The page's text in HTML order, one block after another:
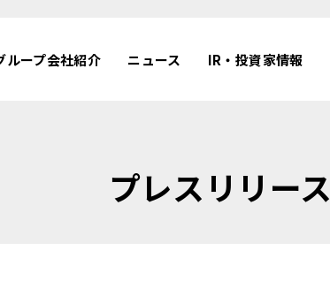
ループ会社紹介 ニュース IR・投資家情報
プレスリリース